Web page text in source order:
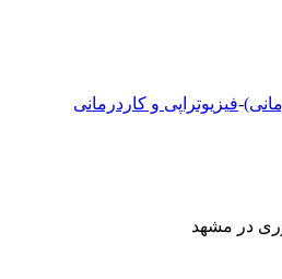
-فیزیوتراپی و کاردرمانی
در مشهد